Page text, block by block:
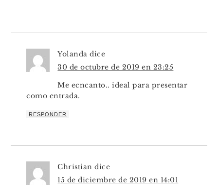
Yolanda dice
30 de octubre de 2019 en 23:25
Me ecncanto.. ideal para presentar
como entrada.
RESPONDER
Christian dice
15 de diciembre de 2019 en 14:01